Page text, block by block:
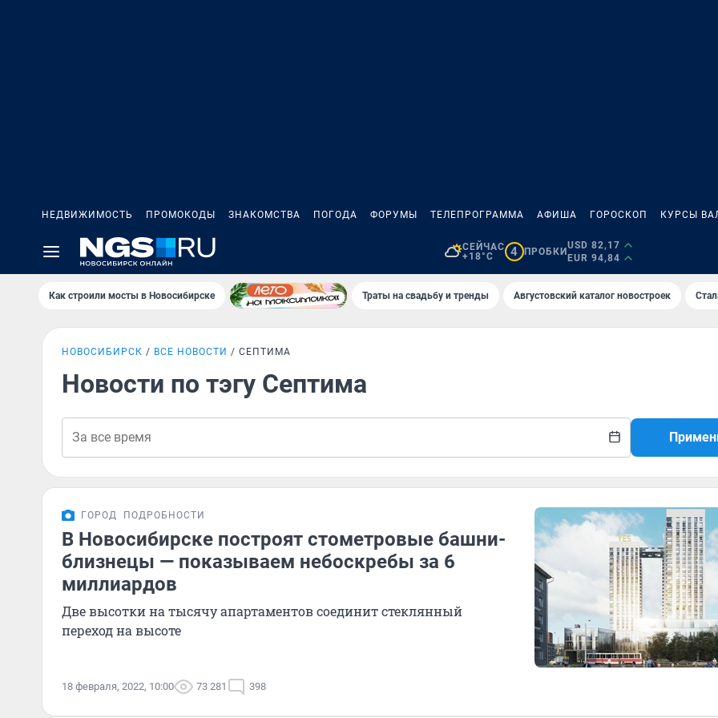
НЕДВИЖИМОСТЬ ПРОМОКОДЫ ЗНАКОМСТВА ПОГОДА ФОРУМЫ ТЕЛЕПРОГРАММА АФИША ГОРОСКОП КУРСЫ
СЕЙЧАС
+18°C
4 ПРОБКИ
USD 82,17
EUR 94,84
Как строили мосты в Новосибирске Траты на свадьбу и тренды Августовский каталог новостроек
НОВОСИБИРСК ВСЕ НОВОСТИ СЕПТИМА
Новости по тэгу Септима
ГОРОД ПОДРОБНОСТИ
В Новосибирске построят стометровые башни-
близнецы — показываем небоскребы за 6
миллиардов
Две высотки на тысячу апартаментов соединит стеклянный
переход на высоте
18 февраля, 2022, 10:00 73 281 398